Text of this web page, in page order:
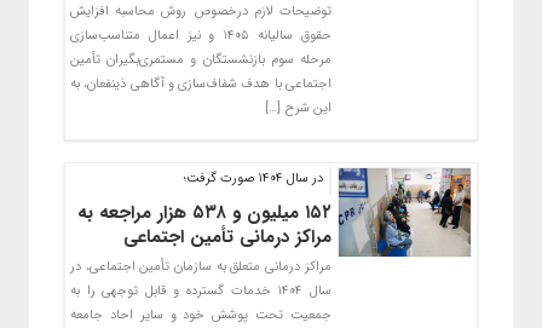
توضیحات لازم درخصوص روش محاسبه افزایش
حقوق سالیانه ۱۴۰۵ و نیز اعمال متناسب‌سازی
مرحله سوم بازنشستگان و مستمری‌بگیران تأمین
اجتماعی با هدف شفاف‌سازی و آگاهی ذینفعان، به
این شرح […]
در سال 1404 صورت گرفت؛
۱۵۲ میلیون و ۵۳۸ هزار مراجعه به
مراکز درمانی تأمین اجتماعی
مراکز درمانی متعلق به سازمان تأمین اجتماعی، در
سال ۱۴۰۴ خدمات گسترده و قابل توجهی را به
جمعیت تحت پوشش خود و سایر احاد جامعه